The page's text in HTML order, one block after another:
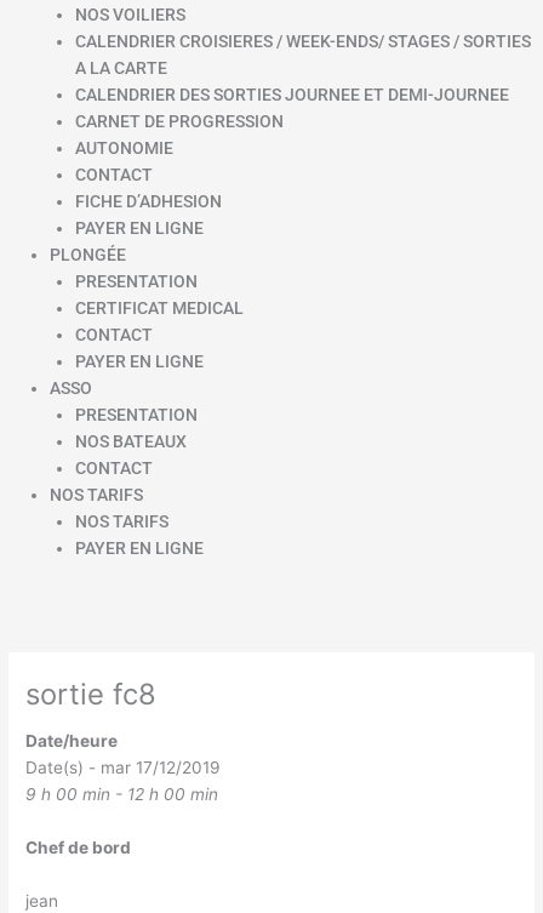
NOS VOILIERS
CALENDRIER CROISIERES / WEEK-ENDS/ STAGES / SORTIES
A LA CARTE
CALENDRIER DES SORTIES JOURNEE ET DEMI-JOURNEE
CARNET DE PROGRESSION
AUTONOMIE
CONTACT
FICHE D’ADHESION
PAYER EN LIGNE
PLONGÉE
PRESENTATION
CERTIFICAT MEDICAL
CONTACT
PAYER EN LIGNE
ASSO
PRESENTATION
NOS BATEAUX
CONTACT
NOS TARIFS
NOS TARIFS
PAYER EN LIGNE
sortie fc8
Date/heure
Date(s) - mar 17/12/2019
9 h 00 min - 12 h 00 min
Chef de bord
jean